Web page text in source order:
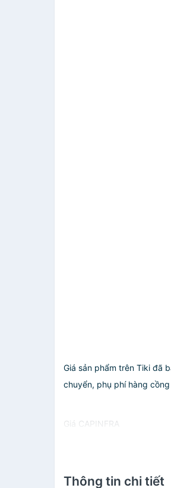
Giá sản phẩm trên Tiki đã
chuyển, phụ phí hàng
Giá CAPINFRA
Thông tin chi tiết